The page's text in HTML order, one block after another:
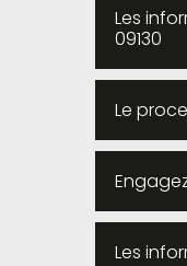
Les
09130
Le
Les